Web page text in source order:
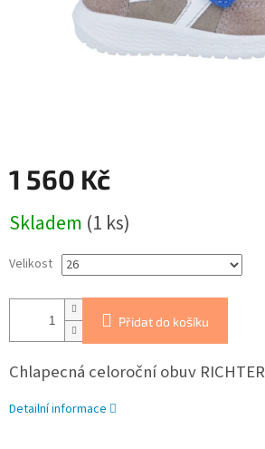
1 560 Kč
cena:
Skladem (1 ks)
Velikost
Přidat do košíku
Chlapecná celoroční obuv RICHTER
Detailní informace